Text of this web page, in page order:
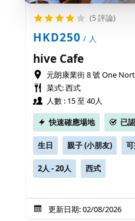
(5 評論)
HKD250 / 人
hive Cafe
元朗康業街 8 號 One
菜式: 西式
人數 : 15 至 40人
快速確應場地
已
生日 親子 (小朋友)
2人 - 20人 西式
更新日期: 02/08/2026